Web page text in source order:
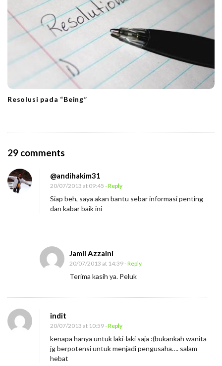
Resolusi pada “Being”
29 comments
D
c
2
e
m
u
d
a
@andihakim31
20/07/2013 at 09:45 - Reply
Siap beh, saya akan bantu sebar informasi penting
dan kabar baik ini
Jamil Azzaini
20/07/2013 at 14:39- Reply
Terima kasih ya. Peluk
indit
20/07/2013 at 10:59- Reply
kenapa hanya untuk laki-laki saja :(bukankah wanita
jg berpotensi untuk menjadi pengusaha…. salam
hebat